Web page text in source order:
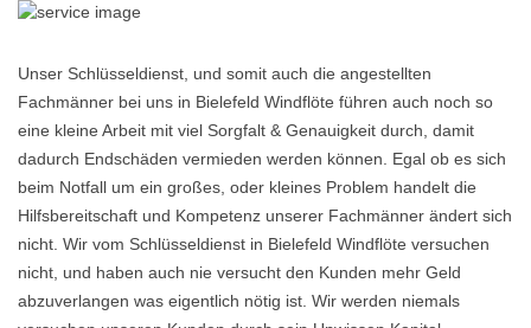
Unser Schlüsseldienst, und somit auch die angestellten
Fachmänner bei uns in Bielefeld Windflöte führen auch noch so
eine kleine Arbeit mit viel Sorgfalt & Genauigkeit durch, damit
dadurch Endschäden vermieden werden können. Egal ob es sich
beim Notfall um ein großes, oder kleines Problem handelt die
Hilfsbereitschaft und Kompetenz unserer Fachmänner ändert sich
nicht. Wir vom Schlüsseldienst in Bielefeld Windflöte versuchen
nicht, und haben auch nie versucht den Kunden mehr Geld
abzuverlangen was eigentlich nötig ist. Wir werden niemals